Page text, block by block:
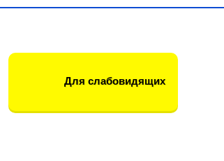
Для слабовидящих